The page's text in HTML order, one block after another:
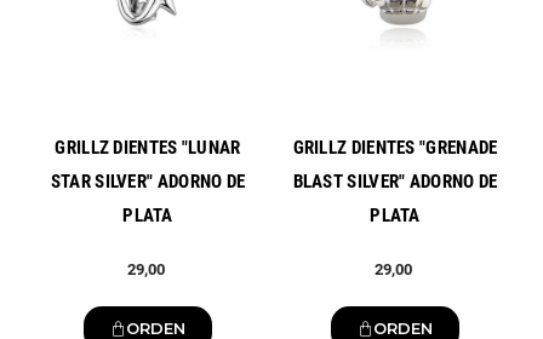
GRILLZ DIENTES "LUNAR
STAR SILVER" ADORNO DE
PLATA
29,00
ORDEN
GRILLZ DIENTES "GRENADE
BLAST SILVER" ADORNO DE
PLATA
29,00
ORDEN